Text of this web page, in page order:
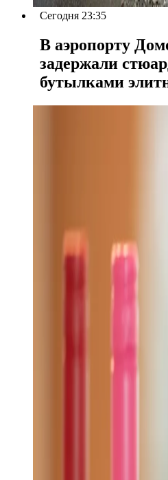
Сегодня 23:35
В аэропорту
задержали
бутылками